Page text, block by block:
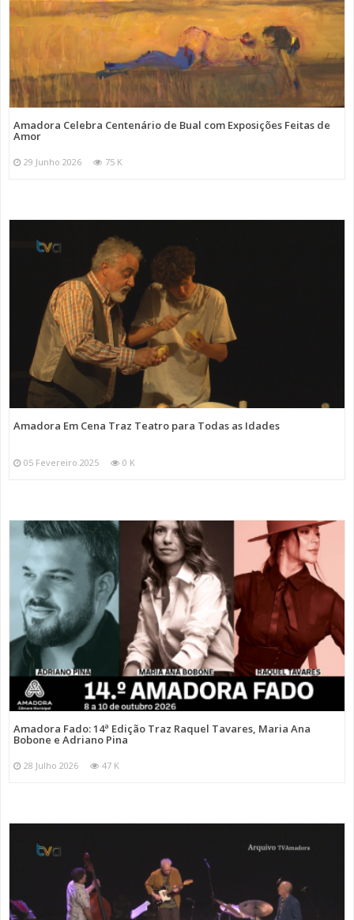
Amadora Celebra Centenário de Bual com Exposições Feitas de
Amor
29 Junho 2026 75 K
Amadora Em Cena Traz Teatro para Todas as Idades
05 Fevereiro 2025 0 K
Amadora Fado: 14ª Edição Traz Raquel Tavares, Maria Ana
Bobone e Adriano Pina
28 Julho 2026 47 K